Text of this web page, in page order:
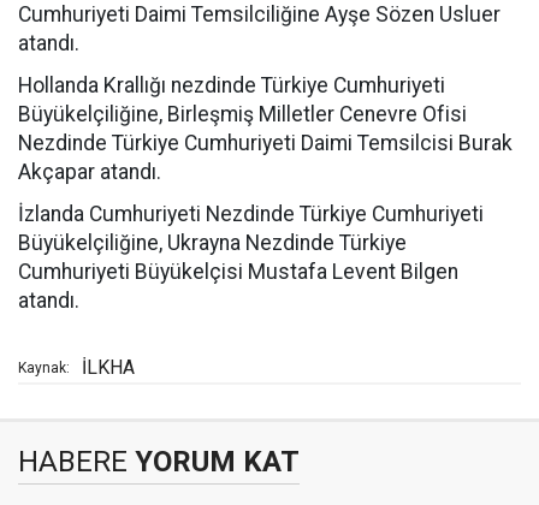
Cumhuriyeti Daimi Temsilciliğine Ayşe Sözen Usluer
atandı.
Hollanda Krallığı nezdinde Türkiye Cumhuriyeti
Büyükelçiliğine, Birleşmiş Milletler Cenevre Ofisi
Nezdinde Türkiye Cumhuriyeti Daimi Temsilcisi Burak
Akçapar atandı.
İzlanda Cumhuriyeti Nezdinde Türkiye Cumhuriyeti
Büyükelçiliğine, Ukrayna Nezdinde Türkiye
Cumhuriyeti Büyükelçisi Mustafa Levent Bilgen
atandı.
Kaynak: İLKHA
HABERE YORUM KAT